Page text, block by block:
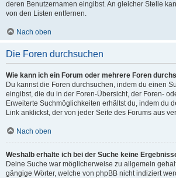
deren Benutzernamen eingibst. An gleicher Stelle
von den Listen entfernen.
Nach oben
Die Foren durchsuchen
Wie kann ich ein Forum oder mehrere Foren
Du kannst die Foren durchsuchen, indem du einen
eingibst, die du in der Foren-Übersicht, der Foren-
Erweiterte Suchmöglichkeiten erhältst du, indem du
Link anklickst, der von jeder Seite des Forums aus
Nach oben
Weshalb erhalte ich bei der Suche keine
Deine Suche war möglicherweise zu allgemein
gängige Wörter, welche von phpBB nicht indiziert